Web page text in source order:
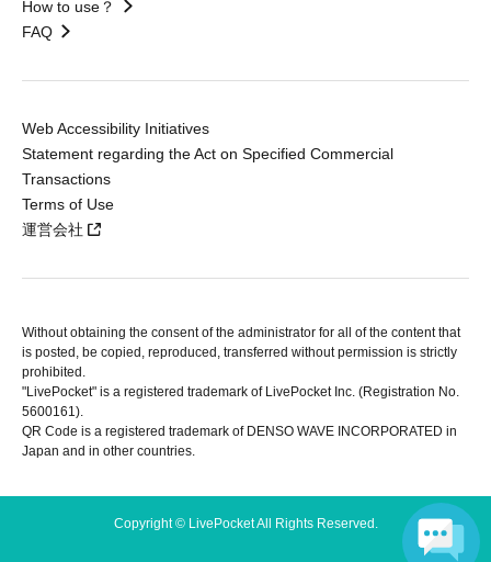
How to use？
FAQ
Web Accessibility Initiatives
Statement regarding the Act on Specified Commercial
Transactions
Terms of Use
運営会社
Without obtaining the consent of the administrator for all of the content that
is posted, be copied, reproduced, transferred without permission is strictly
prohibited.
"LivePocket" is a registered trademark of LivePocket Inc. (Registration No.
5600161).
QR Code is a registered trademark of DENSO WAVE INCORPORATED in
Japan and in other countries.
Copyright © LivePocket All Rights Reserved.